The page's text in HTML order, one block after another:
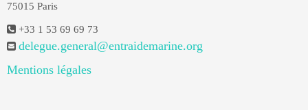
75015 Paris
+33 1 53 69 69 73
delegue.general@entraidemarine.org
Mentions légales